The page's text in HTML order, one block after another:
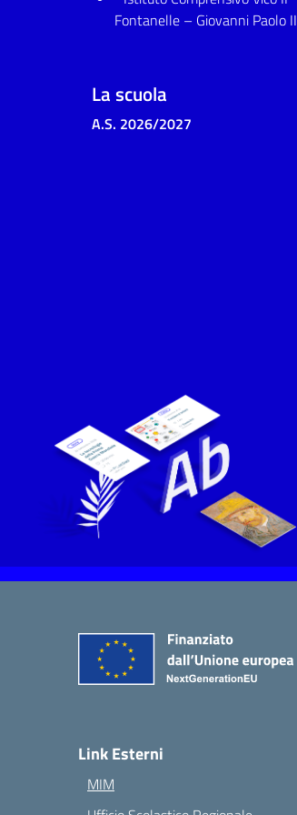
La scuola
A.S. 2026/2027
Fontanelle – Giovanni Paolo II
Link Esterni
MIM